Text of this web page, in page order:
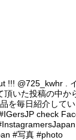
!!! @725_kwhr .
頂いた投稿の中か
を毎日紹介して
check
#写真 #photo